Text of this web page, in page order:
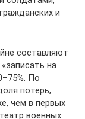
и
составляют
на
По
потерь,
чем в первых
военных